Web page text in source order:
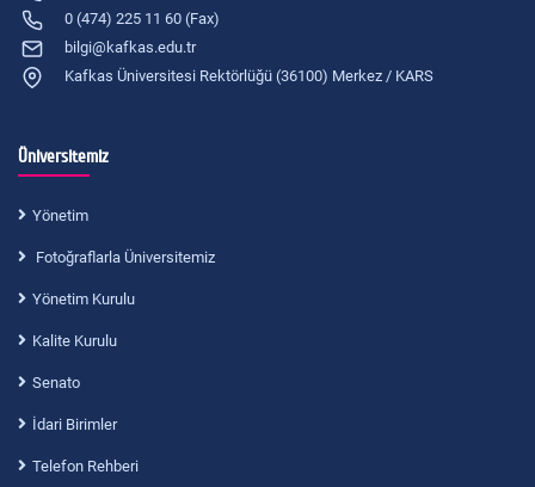
0 (474) 225 11 60 (Fax)
bilgi@kafkas.edu.tr
Kafkas Üniversitesi Rektörlüğü (36100) Merkez / KARS
Üniversitemiz
Yönetim
Fotoğraflarla Üniversitemiz
Yönetim Kurulu
Kalite Kurulu
Senato
İdari Birimler
Telefon Rehberi